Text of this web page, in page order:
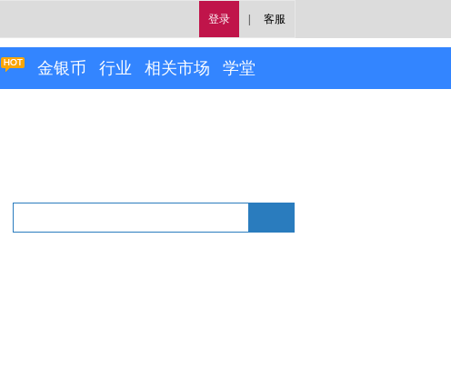
登录 客服
金银币 行业 相关市场 学堂